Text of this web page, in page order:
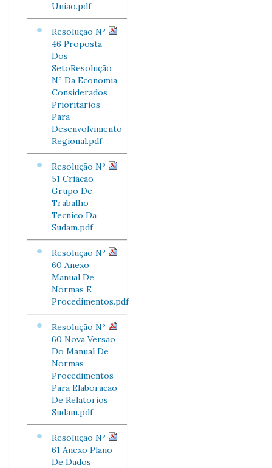
Uniao.pdf
Resolução Nº
46 Proposta
Dos
SetoResolução
Nº Da Economia
Considerados
Prioritarios
Para
Desenvolvimento
Regional.pdf
Resolução Nº
51 Criacao
Grupo De
Trabalho
Tecnico Da
Sudam.pdf
Resolução Nº
60 Anexo
Manual De
Normas E
Procedimentos.pdf
Resolução Nº
60 Nova Versao
Do Manual De
Normas
Procedimentos
Para Elaboracao
De Relatorios
Sudam.pdf
Resolução Nº
61 Anexo Plano
De Dados